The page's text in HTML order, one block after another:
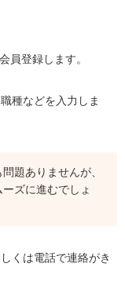
員登録します。
種などを入力しま
題ありませんが、
ズに進むでしょ
くは電話で連絡がき